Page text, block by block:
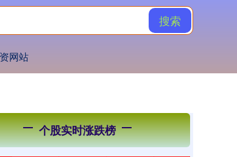
搜索
网站
个股实时涨跌榜